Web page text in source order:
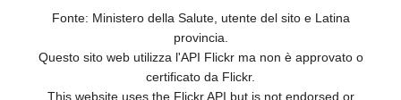
Fonte: Ministero della Salute, utente del sito e Latina
provincia.
Questo sito web utilizza l'API Flickr ma non è approvato o
certificato da Flickr.
This website uses the Flickr API but is not endorsed or